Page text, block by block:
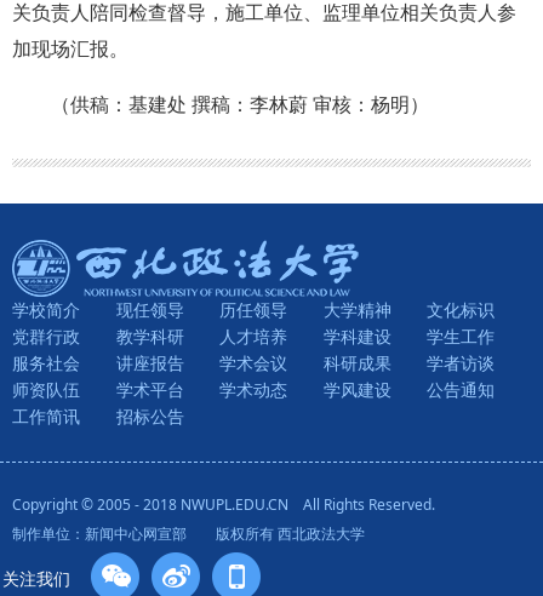
关负责人陪同检查督导，施工单位、监理单位相关负责人参
加现场汇报。
（供稿：基建处 撰稿：李林蔚 审核：杨明）
学校简介 现任领导 历任领导 大学精神
文化标识
党群行政
教学科研 人才培养 学科建设
学生工作
服务社会
讲座报告 学术会议 科研成果
学者访谈
师资队伍
学术平台 学术动态 学风建设
公告通知
工作简讯
招标公告
Copyright © 2005 - 2018 NWUPL.EDU.CN All Rights Reserved.
制作单位：新闻中心网宣部 版权所有 西北政法大学
关注我们